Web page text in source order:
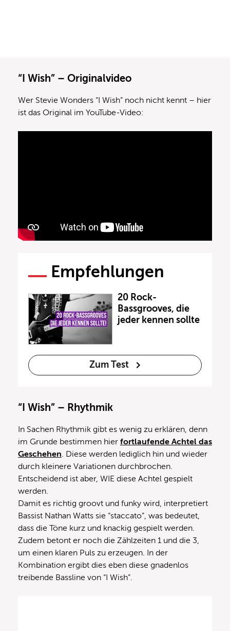
“I Wish” – Originalvideo
Wer Stevie Wonders “I Wish” noch nicht kennt – hier
ist das Original im YouTube-Video:
Empfehlungen
20 Rock-
Bassgrooves, die
jeder kennen sollte
Zum Test
“I Wish” – Rhythmik
In Sachen Rhythmik gibt es wenig zu erklären, denn
im Grunde bestimmen hier fortlaufende Achtel das
Geschehen. Diese werden lediglich hin und wieder
durch kleinere Variationen durchbrochen.
Entscheidend ist aber, WIE diese Achtel gespielt
werden.
Damit es richtig groovt und funky wird, interpretiert
Bassist Nathan Watts sie “staccato”, was bedeutet,
dass die Töne kurz und knackig gespielt werden.
Zudem betont er noch die Zählzeiten 1 und die 3,
um einen klaren Puls zu erzeugen. In der
Kombination ergibt dies eben diese gnadenlos
treibende Bassline von “I Wish”.